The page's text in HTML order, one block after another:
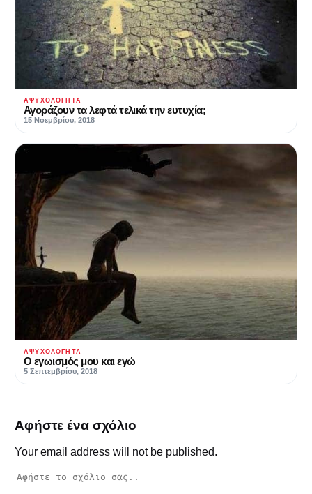
ΑΨΥΧΟΛΌΓΗΤΑ
Αγοράζουν τα λεφτά τελικά την ευτυχία;
15 Νοεμβρίου, 2018
ΑΨΥΧΟΛΌΓΗΤΑ
Ο εγωισμός μου και εγώ
5 Σεπτεμβρίου, 2018
Αφήστε ένα σχόλιο
Your email address will not be published.